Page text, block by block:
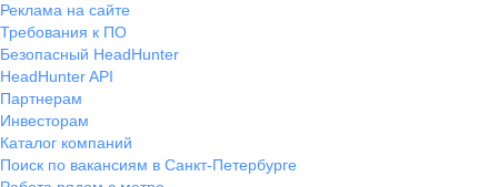
Реклама на сайте
Требования к ПО
Безопасный HeadHunter
HeadHunter API
Партнерам
Инвесторам
Каталог компаний
Поиск по вакансиям в Санкт-Петербурге